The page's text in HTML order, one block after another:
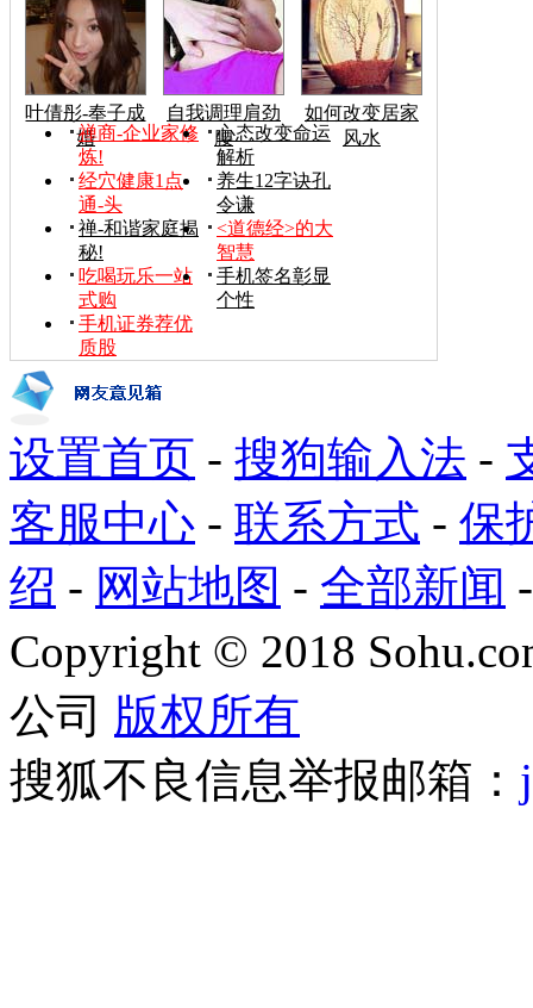
叶倩彤-奉子成
婚
自我调理肩劲
腰
如何改变居家
风水
禅商-企业家修
炼!
心态改变命运
解析
经穴健康1点
通-头
养生12字诀孔
令谦
禅-和谐家庭揭
秘!
<道德经>的大
智慧
吃喝玩乐一站
式购
手机签名彰显
个性
手机证券荐优
质股
设置首页 - 搜狗输入法 -
客服中心 - 联系方式 - 保
绍 - 网站地图 - 全部新闻
Copyright © 2018
公司 版权所有
搜狐不良信息举报邮箱：